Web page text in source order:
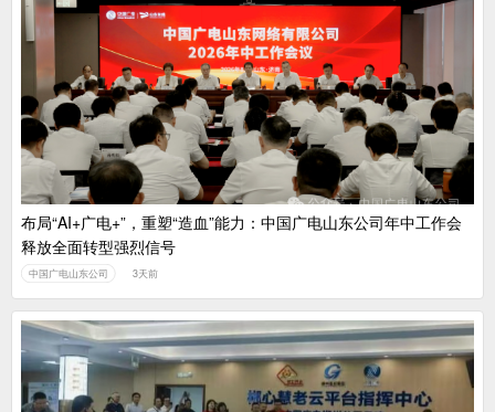
布局“AI+广电+”，重塑“造血”能力：中国广电山东公司年中工作会
释放全面转型强烈信号
中国广电山东公司 3天前